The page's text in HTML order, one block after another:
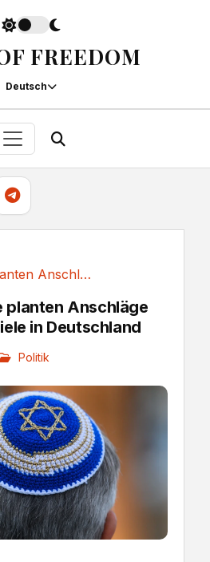
FREEDOM
Deutsch
Mullah-Spione planten Anschläge auf jüdische...
planten Anschläge
in Deutschland
Politik